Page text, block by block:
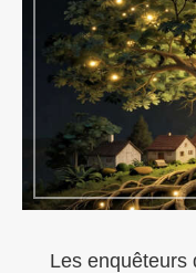
Les enquêteurs